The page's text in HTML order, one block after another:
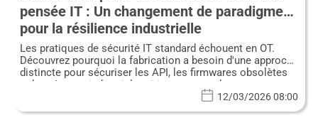
pensée IT : Un changement de paradigme
pour la résilience industrielle
Les pratiques de sécurité IT standard échouent en OT.
Découvrez pourquoi la fabrication a besoin d'une approche
distincte pour sécuriser les API, les firmwares obsolètes
et les réseaux industriels critiques contre les menaces
12/03/2026 08:00